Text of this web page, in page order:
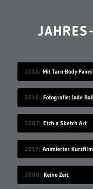
2014 Mit Tarn-Body-
2018 Fotografie: Jade
2007 Etch a Sketch Art
2017 Animierter
2008 Keine Zeit.